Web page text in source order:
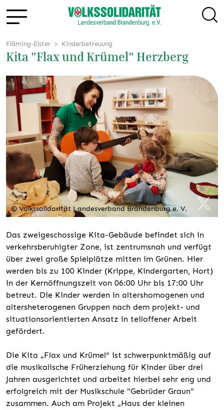
Fläming-Elster Kinderbetreuung
Kita "Flax und Krümel" Herzberg
© Volkssolidarität Landesverband Brandenburg e. V.
Das zweigeschossige Kita-Gebäude befindet sich in
verkehrsberuhigter Zone, ist zentrumsnah und verfügt
über zwei große Spielplätze mitten im Grünen. Hier
werden bis zu 100 Kinder (Krippe, Kindergarten, Hort)
in der Kernöffnungszeit von 06:00 Uhr bis 17:00 Uhr
betreut. Die Kinder werden in altershomogenen und
altersheterogenen Gruppen nach dem projekt- und
situationsorientierten Ansatz in teiloffener Arbeit
gefördert.
Die Kita „Flax und Krümel“ ist schwerpunktmäßig auf
die musikalische Früherziehung für Kinder über drei
Jahren ausgerichtet und arbeitet hierbei sehr eng und
erfolgreich mit der Musikschule "Gebrüder Graun"
zusammen. Auch am Projekt „Haus der kleinen